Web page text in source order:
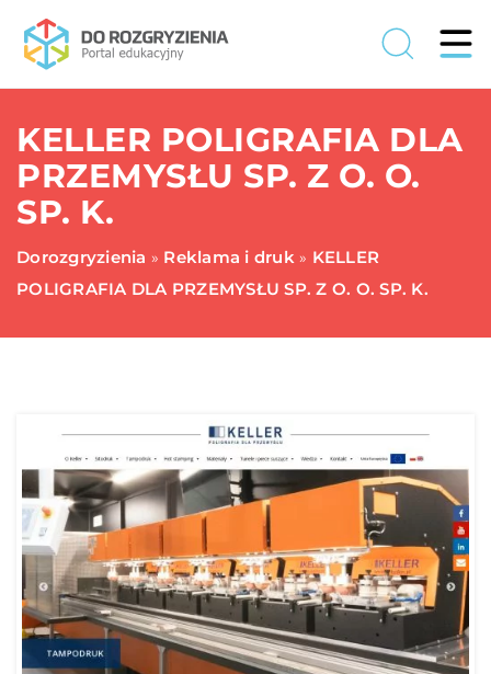
KELLER POLIGRAFIA DLA
PRZEMYSŁU SP. Z O. O.
SP. K.
Dorozgryzienia » Reklama i druk» KELLER
POLIGRAFIA DLA PRZEMYSŁU SP. Z O. O. SP. K.